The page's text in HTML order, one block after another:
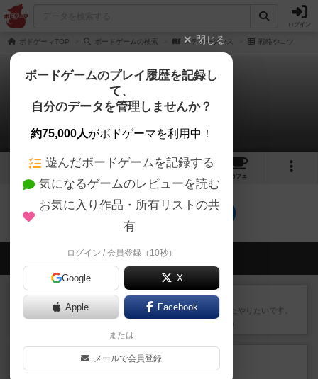
ログイン
ボドゲーマTOP ボードゲームの検索 スティーブンス 戦略やコツ
スティーブンス
0件の戦略やコツ
2 1
カフェ
スティーブンスのトップに戻る
会員の新しい投稿
レビュー ゴットファイブ！
運要素があり楽しめました。またやりたいです。
by 金賢守(キムヒョンス)
充実
ダブルナイン
閉じる
ボードゲームのプレイ履歴を記録し
て、
自分のデータを管理しませんか？
約75,000人がボドゲーマを利用中！
遊んだボードゲームを記録する
気になるゲームのレビューを読む
お気に入り作品・所有リストの共
有
ログイン / 会員登録（10秒）
Google X
Apple Facebook
または
メールで会員登録